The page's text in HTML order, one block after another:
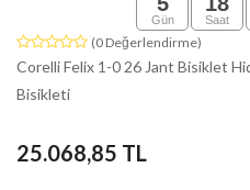
Gün Saat
(0 Değerlendirme)
Corelli Felix 1-0 26 Jant Bisiklet
Bisikleti
25.068,85 TL